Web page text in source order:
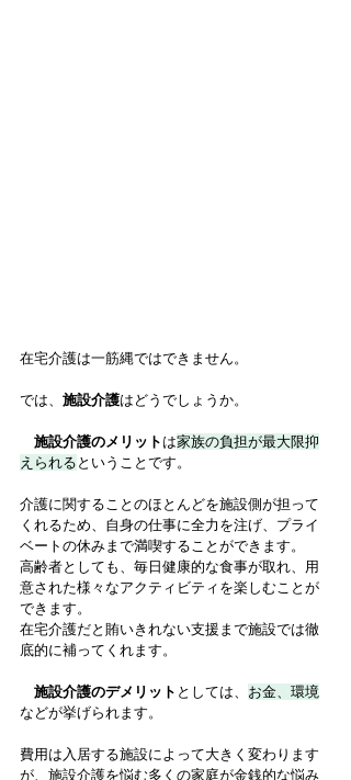
在宅介護は一筋縄ではできません。
では、 施設介護はどうでしょうか。
施設介護のメリット は家族の負担が最大限抑
えられる ということです。
介護に関することのほとんどを施設側が担って
くれるため、自身の仕事に全力を注げ、プライ
ベートの休みまで満喫することができます。
高齢者としても、毎日健康的な食事が取れ、用
意された様々なアクティビティを楽しむことが
できます。
在宅介護だと賄いきれない支援まで施設では徹
底的に補ってくれます。
施設介護のデメリット としては、 お金、環境
などが挙げられます。
費用は入居する施設によって大きく変わります
が、施設介護を悩む多くの家庭が金銭的な悩み